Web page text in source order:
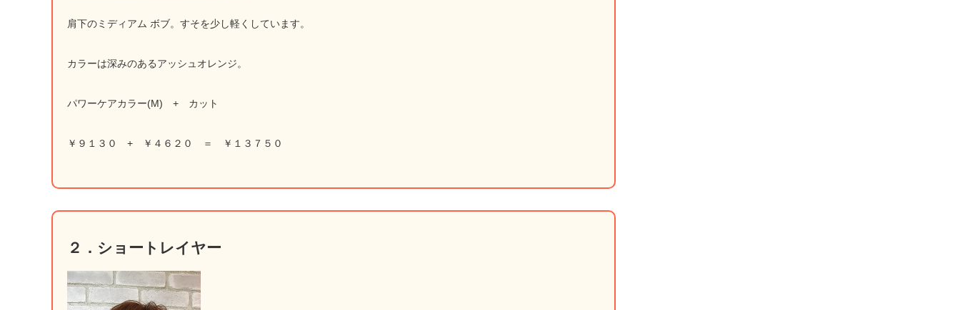
肩下のミディアム ボブ。すそを少し軽くしています。
カラーは深みのあるアッシュオレンジ。
パワーケアカラー(M) + カット
￥９１３０ + ￥４６２０ ＝ ￥１３７５０
２．ショートレイヤー